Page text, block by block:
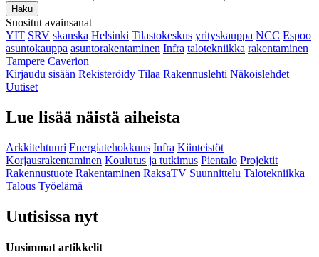
Haku
Suositut avainsanat
YIT SRV skanska Helsinki Tilastokeskus yrityskauppa NCC Espoo
asuntokauppa asuntorakentaminen Infra talotekniikka rakentaminen
Tampere Caverion
Kirjaudu sisään Rekisteröidy Tilaa Rakennuslehti Näköislehdet
Uutiset
Lue lisää näistä aiheista
Arkkitehtuuri Energiatehokkuus Infra Kiinteistöt
Korjausrakentaminen Koulutus ja tutkimus Pientalo Projektit
Rakennustuote Rakentaminen RaksaTV Suunnittelu Talotekniikka
Talous Työelämä
Uutisissa nyt
Uusimmat artikkelit